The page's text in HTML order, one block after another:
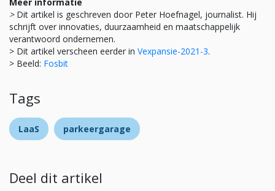
> Dit artikel is geschreven door Peter Hoefnagel, journalist. Hij
schrijft over innovaties, duurzaamheid en maatschappelijk
verantwoord ondernemen.
> Dit artikel verscheen eerder in Vexpansie-2021-3.
> Beeld: Fosbit
Tags
LaaS parkeergarage
Deel dit artikel